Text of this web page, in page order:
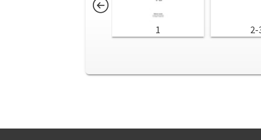
1 2-